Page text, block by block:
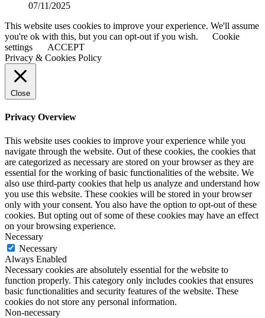
07/11/2025
This website uses cookies to improve your experience. We'll assume
you're ok with this, but you can opt-out if you wish.
Cookie
settings
ACCEPT
Privacy & Cookies Policy
Close
Privacy Overview
This website uses cookies to improve your experience while you
navigate through the website. Out of these cookies, the cookies that
are categorized as necessary are stored on your browser as they are
essential for the working of basic functionalities of the website. We
also use third-party cookies that help us analyze and understand how
you use this website. These cookies will be stored in your browser
only with your consent. You also have the option to opt-out of these
cookies. But opting out of some of these cookies may have an effect
on your browsing experience.
Necessary
Necessary
Always Enabled
Necessary cookies are absolutely essential for the website to
function properly. This category only includes cookies that ensures
basic functionalities and security features of the website. These
cookies do not store any personal information.
Non-necessary